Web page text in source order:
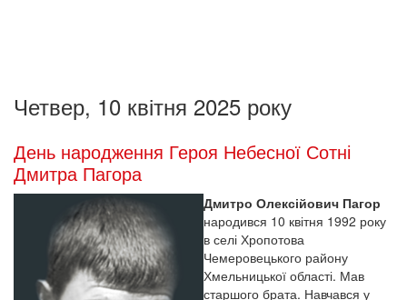
Четвер, 10 квітня 2025 року
День народження Героя Небесної Сотні
Дмитра Пагора
Дмитро Олексійович Пагор
народився 10 квітня 1992 року
в селі Хропотова
Чемеровецького району
Хмельницької області. Мав
старшого брата. Навчався у